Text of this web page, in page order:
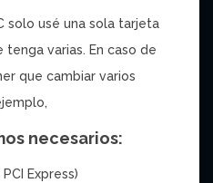
solo usé una sola tarjeta
varias. En caso de
que cambiar varios
necesarios:
Express)